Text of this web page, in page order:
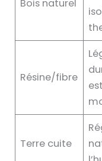
Bois naturel
Résine/fibre
Terre cuite